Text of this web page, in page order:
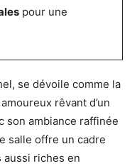
pour une
se dévoile comme la
rêvant d’un
son ambiance raffinée
salle offre un cadre
riches en